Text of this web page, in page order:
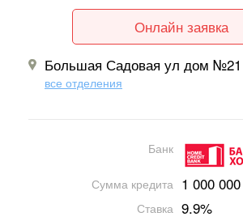
Онлайн заявка
Большая Садовая ул дом №21
все отделения
Банк
Сумма кредита 1 000
Ставка 9.9%